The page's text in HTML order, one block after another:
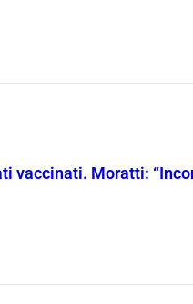
vaccinati. Moratti: